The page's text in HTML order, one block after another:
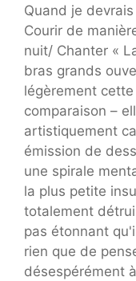
Quand je
Courir de
nuit/ Chanter «
bras grands
légèrement
comparaison –
artistiquement
émission de
une spirale
la plus petite
totalement
pas étonnant
rien que de
désespérément